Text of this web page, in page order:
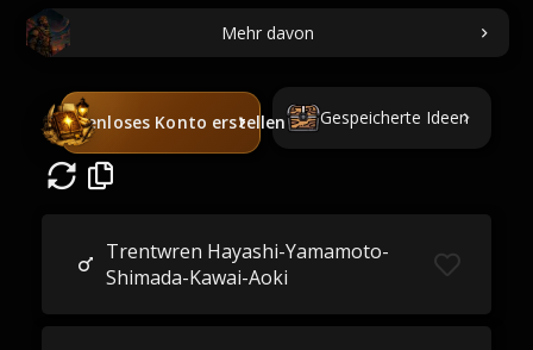
Mehr davon
Kostenloses Konto erstellen Gespeicherte Ideen
Trentwren Hayashi-Yamamoto-
Shimada-Kawai-Aoki